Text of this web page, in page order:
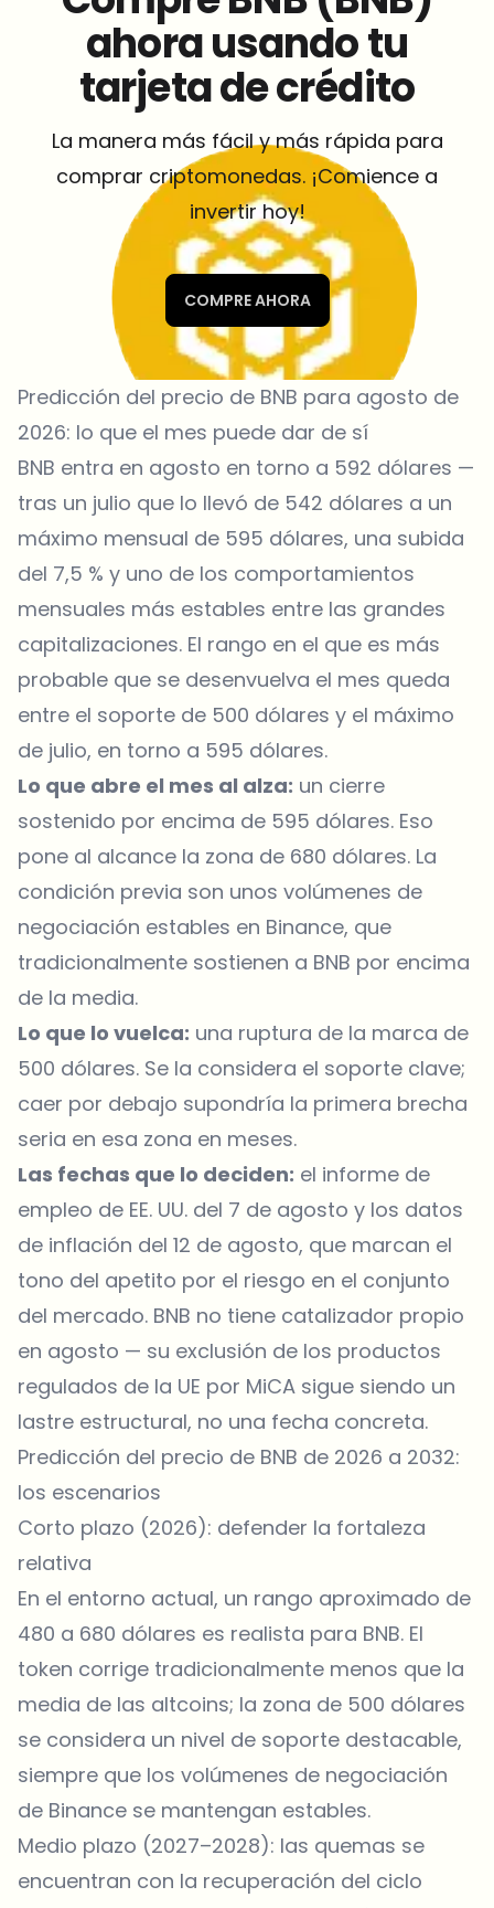
ahora usando tu
tarjeta de crédito
La manera más fácil y más rápida para
comprar criptomonedas. ¡Comience a
invertir hoy!
COMPRE AHORA
Predicción del precio de BNB para agosto de
2026: lo que el mes puede dar de sí
BNB entra en agosto en torno a 592 dólares —
tras un julio que lo llevó de 542 dólares a un
máximo mensual de 595 dólares, una subida
del 7,5 % y uno de los comportamientos
mensuales más estables entre las grandes
capitalizaciones. El rango en el que es más
probable que se desenvuelva el mes queda
entre el soporte de 500 dólares y el máximo
de julio, en torno a 595 dólares.
Lo que abre el mes al alza: un cierre
sostenido por encima de 595 dólares. Eso
pone al alcance la zona de 680 dólares. La
condición previa son unos volúmenes de
negociación estables en Binance, que
tradicionalmente sostienen a BNB por encima
de la media.
Lo que lo vuelca: una ruptura de la marca de
500 dólares. Se la considera el soporte clave;
caer por debajo supondría la primera brecha
seria en esa zona en meses.
Las fechas que lo deciden: el informe de
empleo de EE. UU. del 7 de agosto y los datos
de inflación del 12 de agosto, que marcan el
tono del apetito por el riesgo en el conjunto
del mercado. BNB no tiene catalizador propio
en agosto — su exclusión de los productos
regulados de la UE por MiCA sigue siendo un
lastre estructural, no una fecha concreta.
Predicción del precio de BNB de 2026 a 2032:
los escenarios
Corto plazo (2026): defender la fortaleza
relativa
En el entorno actual, un rango aproximado de
480 a 680 dólares es realista para BNB. El
token corrige tradicionalmente menos que la
media de las altcoins; la zona de 500 dólares
se considera un nivel de soporte destacable,
siempre que los volúmenes de negociación
de Binance se mantengan estables.
Medio plazo (2027–2028): las quemas se
encuentran con la recuperación del ciclo